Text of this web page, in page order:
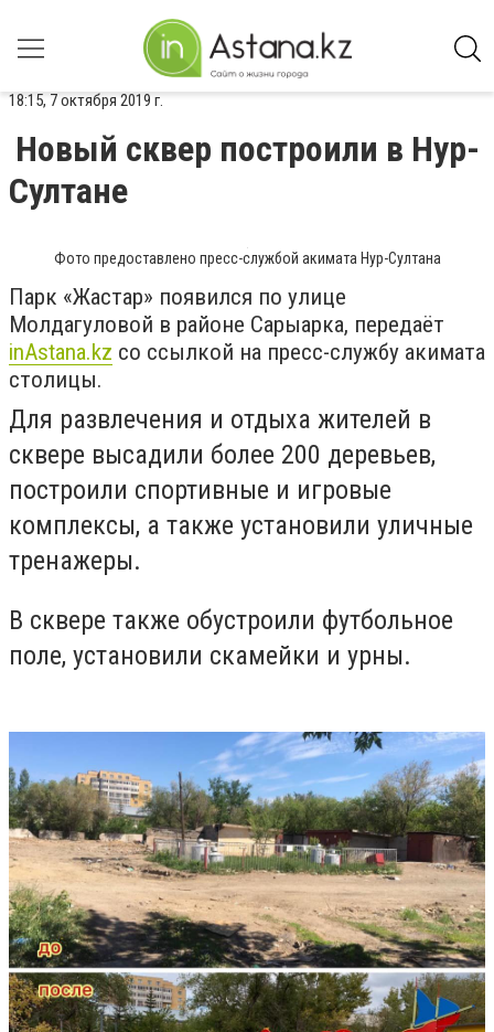
18:15, 7 октября 2019 г.
Новый сквер построили в Нур-
Султане
Фото предоставлено пресс-службой акимата Нур-Султана
Парк «Жастар» появился по улице
Молдагуловой в районе Сарыарка, передаёт
inAstana.kz со ссылкой на пресс-службу акимата
столицы.
Для развлечения и отдыха жителей в
сквере высадили более 200 деревьев,
построили спортивные и игровые
комплексы, а также установили уличные
тренажеры.
В сквере также обустроили футбольное
поле, установили скамейки и урны.